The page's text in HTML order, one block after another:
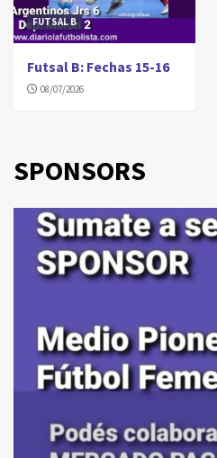
FUTSAL B
Futsal B: Fechas 15-16
08/07/2026
SPONSORS